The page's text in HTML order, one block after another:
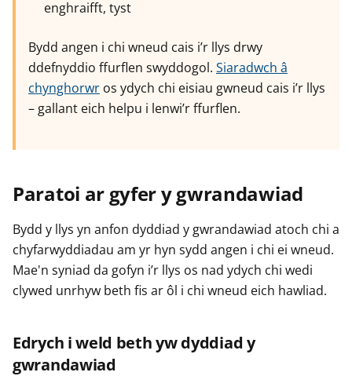
enghraifft, tyst
Bydd angen i chi wneud cais i’r llys drwy
ddefnyddio ffurflen swyddogol. Siaradwch â
chynghorwr os ydych chi eisiau gwneud cais i’r llys
– gallant eich helpu i lenwi’r ffurflen.
Paratoi ar gyfer y gwrandawiad
Bydd y llys yn anfon dyddiad y gwrandawiad atoch chi a
chyfarwyddiadau am yr hyn sydd angen i chi ei wneud.
Mae'n syniad da gofyn i’r llys os nad ydych chi wedi
clywed unrhyw beth fis ar ôl i chi wneud eich hawliad.
Edrych i weld beth yw dyddiad y
gwrandawiad